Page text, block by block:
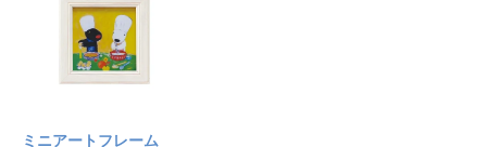
ミニアートフレーム